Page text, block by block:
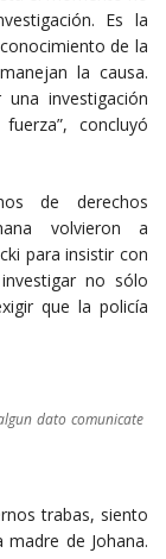
Es la
de la
la causa.
investigación
concluyó
de derechos
volvieron a
para insistir con
no sólo
que la policía
dato comunicate
trabas, siento
de Johana.